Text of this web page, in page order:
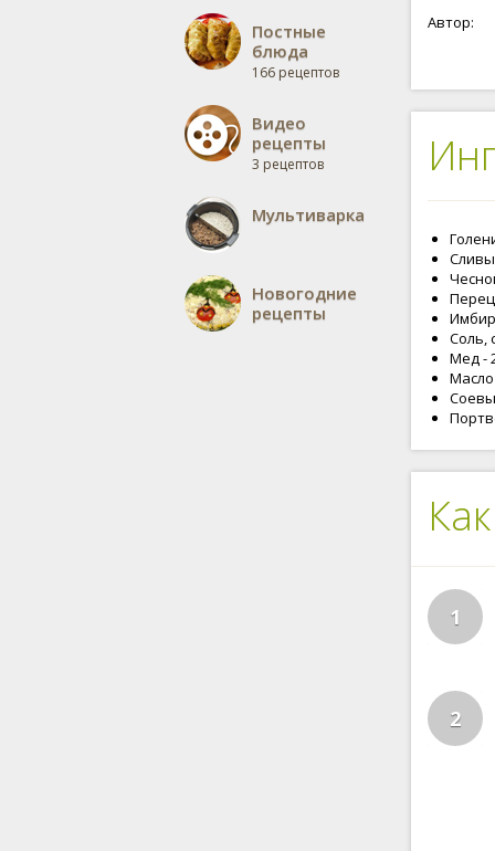
Постные
блюда
166 рецептов
Видео
рецепты
3 рецептов
Мультиварка
Новогодние
рецепты
Автор:
Сливы
Перец
Соль,
Мед -
1
2